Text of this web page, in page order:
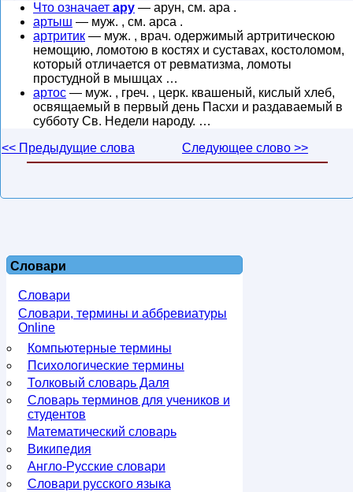
Что означает ару — арун, см. ара .
артыш — муж. , см. арса .
артритик — муж. , врач. одержимый артритическою
немощию, ломотою в костях и суставах, костоломом,
который отличается от ревматизма, ломоты
простудной в мышцах …
артос — муж. , греч. , церк. квашеный, кислый хлеб,
освящаемый в первый день Пасхи и раздаваемый в
субботу Св. Недели народу. …
<< Предыдущие слова
Следующее слово >>
Словари
Словари
Словари, термины и аббревиатуры
Online
Компьютерные термины
Психологические термины
Толковый словарь Даля
Словарь терминов для учеников и
студентов
Математический словарь
Википедия
Англо-Русские словари
Словари русского языка